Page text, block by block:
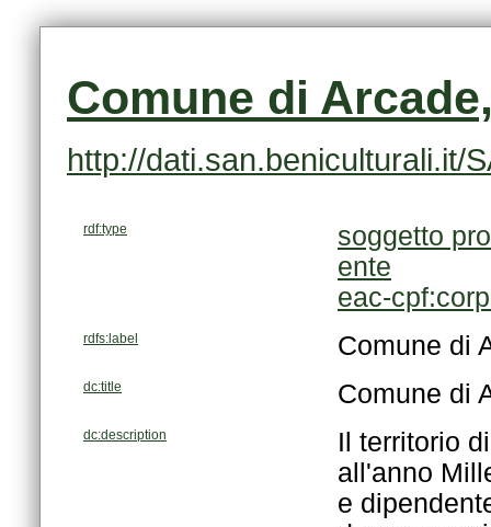
Comune di
http://dati.san.beniculturali.it/
rdf:type
soggetto
ente
eac-
rdfs:label Comune di
dc:title Comune di
dc:description